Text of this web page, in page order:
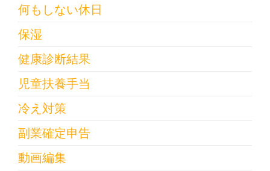
何もしない休日
保湿
健康診断結果
児童扶養手当
冷え対策
副業確定申告
動画編集